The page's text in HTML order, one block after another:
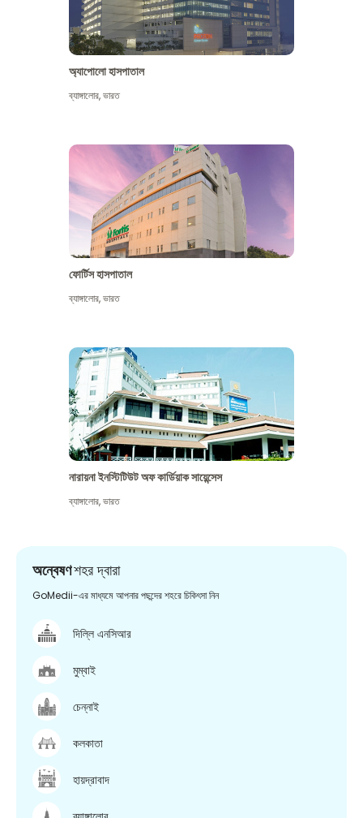
অ্যাপোলো হাসপাতাল
ব্যাঙ্গালোর,ভারত
ফোর্টিস হাসপাতাল
ব্যাঙ্গালোর,ভারত
নারায়না ইনস্টিটিউট অফ কার্ডিয়াক সায়েন্সেস
ব্যাঙ্গালোর,ভারত
অন্বেষণশহর দ্বারা
GoMedii-এর মাধ্যমে আপনার পছন্দের শহরে চিকিৎসা নিন
দিল্লি এনসিআর
মুম্বাই
চেন্নাই
কলকাতা
হায়দ্রাবাদ